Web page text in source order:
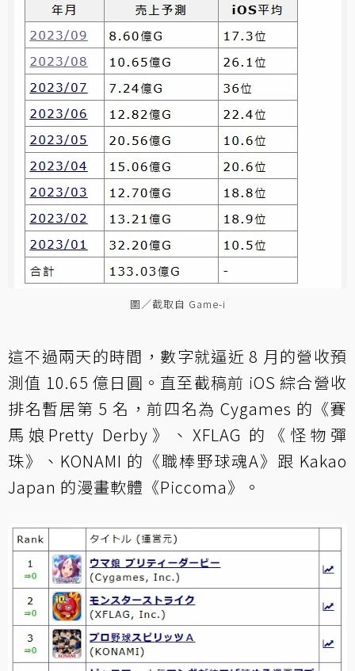
圖／截取自 Game-i
這不過兩天的時間，數字就逼近 8 月的營收預
測值 10.65 億日圓。直至截稿前 iOS 綜合營收
排名暫居第 5 名，前四名為 Cygames 的《賽
馬娘Pretty Derby》、XFLAG 的《怪物彈
珠》、KONAMI 的《職棒野球魂A》跟 Kakao
Japan 的漫畫軟體《Piccoma》。